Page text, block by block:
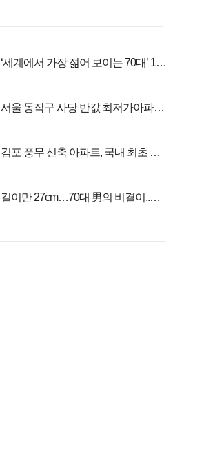
‘세계에서 가장 젊어 보이는 70대’ 1위
서울 동작구 사당 반값 최저가아파트
김포 풍무 신축 아파트, 국내 최초 반
길이만 27cm…70대 男의 비결이..충